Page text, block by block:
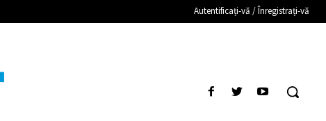
Autentificați-vă / Înregistrați-vă